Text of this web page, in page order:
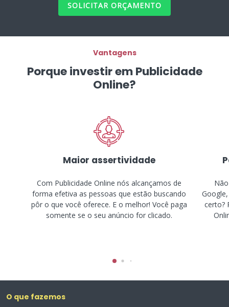
SOLICITAR ORÇAMENTO
Vantagens
Porque investir em Publicidade
Online?
Maior assertividade
Com Publicidade Online nós alcançamos de
forma efetiva as pessoas que estão buscando
pôr o que você oferece. E o melhor! Você paga
somente se o seu anúncio for clicado.
certo?
O que fazemos